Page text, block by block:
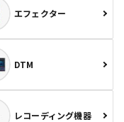
エフェクター
DTM
レコーディング機器